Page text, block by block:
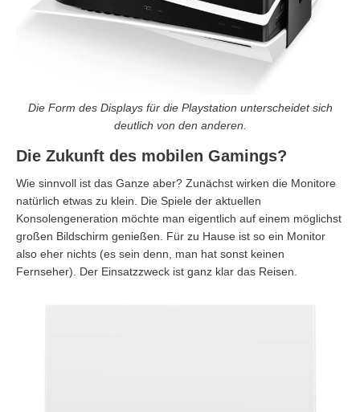
Die Form des Displays für die Playstation unterscheidet sich
deutlich von den anderen.
Die Zukunft des mobilen Gamings?
Wie sinnvoll ist das Ganze aber? Zunächst wirken die Monitore
natürlich etwas zu klein. Die Spiele der aktuellen
Konsolengeneration möchte man eigentlich auf einem möglichst
großen Bildschirm genießen. Für zu Hause ist so ein Monitor
also eher nichts (es sein denn, man hat sonst keinen
Fernseher). Der Einsatzzweck ist ganz klar das Reisen.